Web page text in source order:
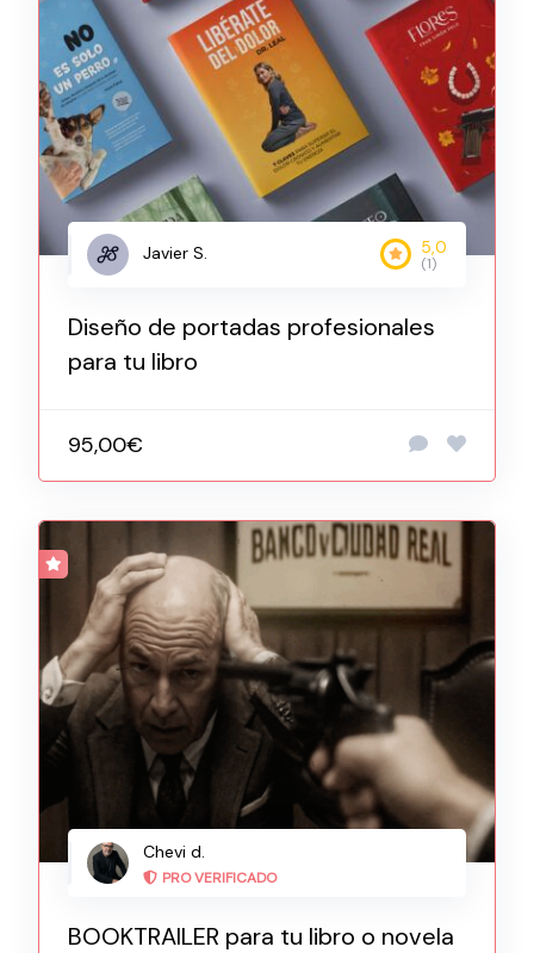
Javier S. 5,0
(1)
Diseño de portadas profesionales
para tu libro
95,00€
Chevi d.
PRO VERIFICADO
BOOKTRAILER para tu libro o novela